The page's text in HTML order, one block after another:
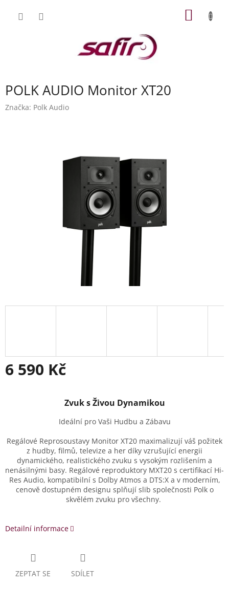
POLK AUDIO Monitor XT20
Značka: Polk Audio
6 590 Kč
Zvuk s Živou Dynamikou
Ideální pro Vaši Hudbu a Zábavu
Regálové Reprosoustavy Monitor XT20 maximalizují váš požitek
z hudby, filmů, televize a her díky vzrušující energii
dynamického, realistického zvuku s vysokým rozlišením a
nenásilnými basy. Regálové reproduktory MXT20 s certifikací Hi-
Res Audio, kompatibilní s Dolby Atmos a DTS:X a v moderním,
cenově dostupném designu splňují slib společnosti Polk o
skvělém zvuku pro všechny.
Detailní informace
ZEPTAT SE SDÍLET